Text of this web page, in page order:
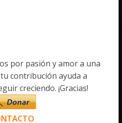
por pasión y amor a una
contribución ayuda a
creciendo. ¡Gracias!